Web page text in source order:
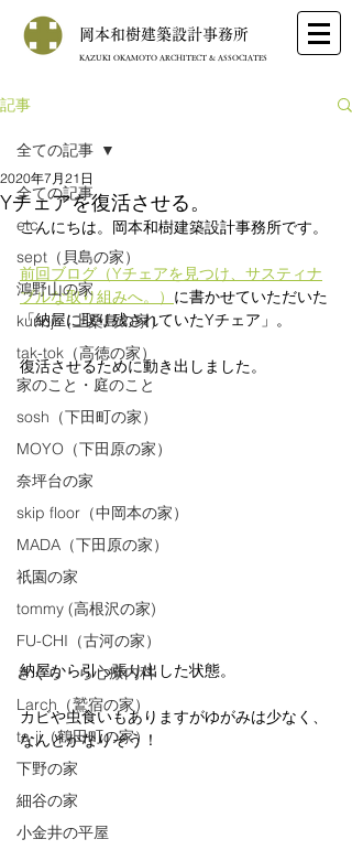
岡本和樹建築設計事務所
KAZUKI OKAMOTO ARCHITECT & ASSOCIATES
記事
全ての記事
etc
sept（貝島の家）
鴻野山の家
kunoji（上桑島の家）
tak-tok（高徳の家）
家のこと・庭のこと
sosh（下田町の家）
MOYO（下田原の家）
奈坪台の家
skip floor（中岡本の家）
MADA（下田原の家）
祇園の家
tommy (高根沢の家)
FU-CHI（古河の家）
さくら・ら心療内科
Larch（鷲宿の家）
ta-ji（鶴田町の家）
下野の家
細谷の家
小金井の平屋
全ての記事
Yチェアを復活させる。
2020年7月21日
こんにちは。岡本和樹建築設計事務所です。
前回ブログ（Yチェアを見つけ、サスティナ
ブルな取り組みへ。） に書かせていただいた
「納屋に取り残されていたYチェア」。
復活させるために動き出しました。
納屋から引っ張り出した状態。
カビや虫食いもありますがゆがみは少なく、
なんとかなりそう！